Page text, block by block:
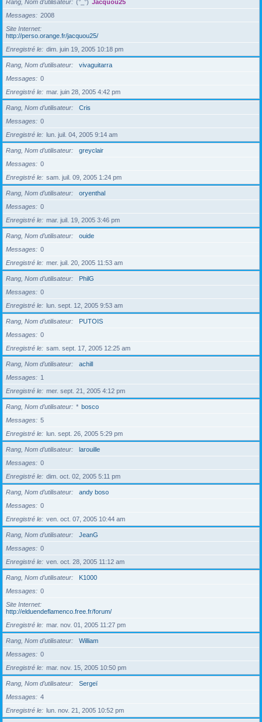
Rang, Nom d’utilisateur (°_°) Jacquou25
Messages
2008
Site Internet
http://perso.orange.fr/jacquou25/
Enregistré le
dim. juin 19, 2005 10:18 pm
Rang, Nom d’utilisateur
vivaguitarra
Messages
0
Enregistré le
mar. juin 28, 2005 4:42 pm
Rang, Nom d’utilisateur
Cris
Messages
0
Enregistré le
lun. juil. 04, 2005 9:14 am
Rang, Nom d’utilisateur
greyclair
Messages
0
Enregistré le
sam. juil. 09, 2005 1:24 pm
Rang, Nom d’utilisateur
oryenthal
Messages
0
Enregistré le
mar. juil. 19, 2005 3:46 pm
Rang, Nom d’utilisateur
ouide
Messages
0
Enregistré le
mer. juil. 20, 2005 11:53 am
Rang, Nom d’utilisateur
PhilG
Messages
0
Enregistré le
lun. sept. 12, 2005 9:53 am
Rang, Nom d’utilisateur
PUTOIS
Messages
0
Enregistré le
sam. sept. 17, 2005 12:25 am
Rang, Nom d’utilisateur
achill
Messages
1
Enregistré le
mer. sept. 21, 2005 4:12 pm
Rang, Nom d’utilisateur * bosco
Messages
5
Enregistré le
lun. sept. 26, 2005 5:29 pm
Rang, Nom d’utilisateur
larouille
Messages
0
Enregistré le
dim. oct. 02, 2005 5:11 pm
Rang, Nom d’utilisateur
andy boso
Messages
0
Enregistré le
ven. oct. 07, 2005 10:44 am
Rang, Nom d’utilisateur
JeanG
Messages
0
Enregistré le
ven. oct. 28, 2005 11:12 am
Rang, Nom d’utilisateur
K1000
Messages
0
Site Internet
http://elduendeflamenco.free.fr/forum/
Enregistré le
mar. nov. 01, 2005 11:27 pm
Rang, Nom d’utilisateur
William
Messages
0
Enregistré le
mar. nov. 15, 2005 10:50 pm
Rang, Nom d’utilisateur
Sergeï
Messages
4
Enregistré le
lun. nov. 21, 2005 10:52 pm